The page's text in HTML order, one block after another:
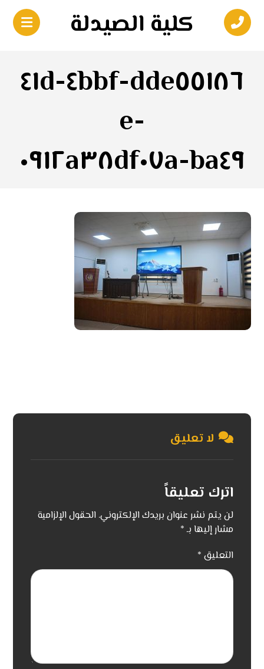
كلية الصيدلة
dde٥٥١٨٦-٤bbf-٤١d
e-
ba٤٩-٠٩١٢a٣٨df٠٧a
لا تعليق
اترك تعليقاً
لن يتم نشر عنوان بريدك الإلكتروني. الحقول الإلزامية
مشار إليها بـ*
التعليق *